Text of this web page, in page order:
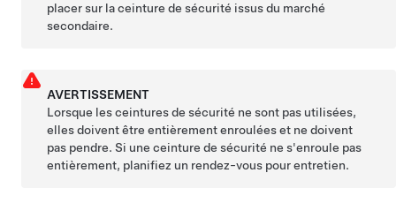
placer sur la ceinture de sécurité issus du marché
secondaire.
AVERTISSEMENT
Lorsque les ceintures de sécurité ne sont pas utilisées,
elles doivent être entièrement enroulées et ne doivent
pas pendre. Si une ceinture de sécurité ne s'enroule pas
entièrement, planifiez un rendez-vous pour entretien.